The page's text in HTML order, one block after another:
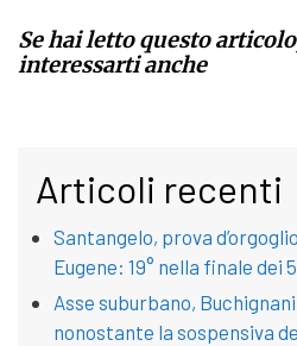
Se hai letto questo
interessarti anche
Articoli recenti
Santangelo, prova
Eugene: 19° nella finale dei
Asse suburbano,
nonostante la sospensiva